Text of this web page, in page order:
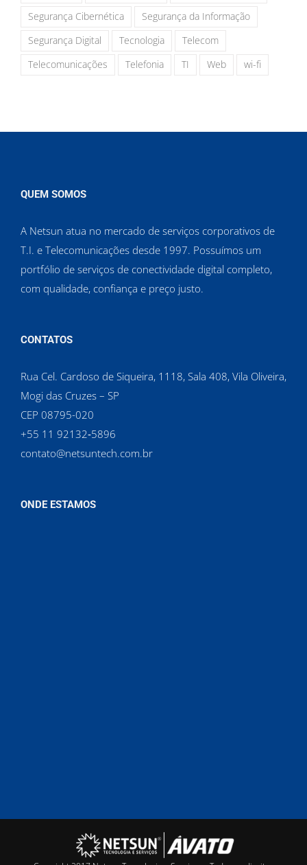
Segurança Cibernética
Segurança da Informação
Segurança Digital
Tecnologia
Telecom
Telecomunicações
Telefonia TI Web wi-fi
QUEM SOMOS
A Netsun atua no mercado de serviços corporativos de
T.I. e Telecomunicações desde 1997. Possuímos um
portfólio de serviços de conectividade digital completo,
com qualidade, confiança e preço justo.
CONTATOS
Rua Cel. Cardoso de Siqueira, 1118, Sala 408, Vila Oliveira,
Mogi das Cruzes – SP
CEP 08795-020
‪+55 11 92132‑5896‬
contato@netsuntech.com.br
ONDE ESTAMOS